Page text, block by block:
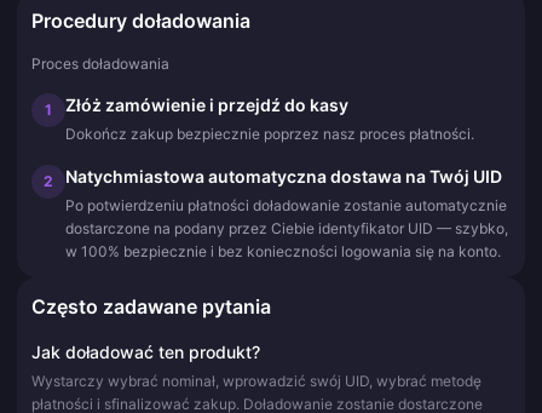
Procedury doładowania
Proces doładowania
1 Złóż zamówienie i przejdź do kasy
Dokończ zakup bezpiecznie poprzez nasz proces płatności.
2 Natychmiastowa automatyczna dostawa na Twój UID
Po potwierdzeniu płatności doładowanie zostanie automatycznie
dostarczone na podany przez Ciebie identyfikator UID — szybko,
w 100% bezpiecznie i bez konieczności logowania się na konto.
Często zadawane pytania
Jak doładować ten produkt?
Wystarczy wybrać nominał, wprowadzić swój UID, wybrać metodę
płatności i sfinalizować zakup. Doładowanie zostanie dostarczone